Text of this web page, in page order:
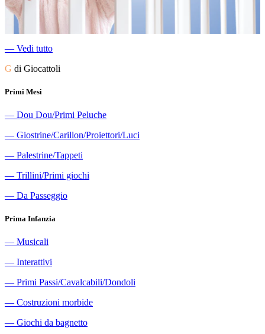
― Vedi tutto
G di Giocattoli
Primi Mesi
― Dou Dou/Primi Peluche
― Giostrine/Carillon/Proiettori/Luci
― Palestrine/Tappeti
― Trillini/Primi giochi
― Da Passeggio
Prima Infanzia
― Musicali
― Interattivi
― Primi Passi/Cavalcabili/Dondoli
― Costruzioni morbide
― Giochi da bagnetto